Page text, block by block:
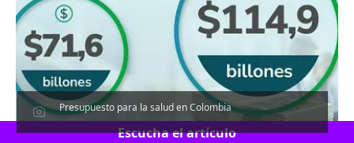
Presupuesto para la salud en Colombia
Escucha el artículo